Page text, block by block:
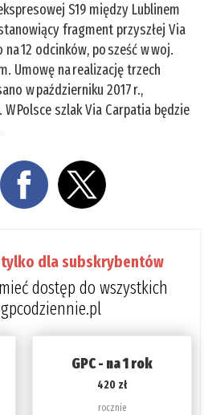
S19 między Lublinem
fragment przyszłej Via
12 odcinków, po sześć w woj.
Umowę na realizację trzech
w październiku 2017 r.,
Polsce szlak Via Carpatia będzie
dla subskrybentów
dostęp do wszystkich
GPC - na 1 rok
420 zł
rocznie